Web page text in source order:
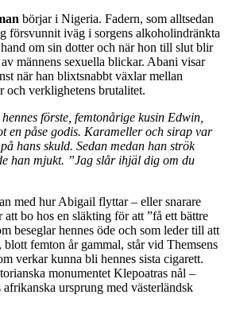
börjar i Nigeria. Fadern, som alltsedan
försvunnit iväg i sorgens alkoholindränkta
om sin dotter och när hon till slut blir
männens sexuella blickar. Abani visar
när han blixtsnabbt växlar mellan
och verklighetens brutalitet.
förste, femtonårige kusin Edwin,
en påse godis. Karameller och sirap var
hans skuld. Sedan medan han strök
han mjukt. ”Jag slår ihjäl dig om du
med hur Abigail flyttar – eller snarare
bo hos en släkting för att ”få ett bättre
beseglar hennes öde och som leder till att
femton år gammal, står vid Themsens
verkar kunna bli hennes sista cigarett.
monumentet Klepoatras nål –
afrikanska ursprung med västerländsk